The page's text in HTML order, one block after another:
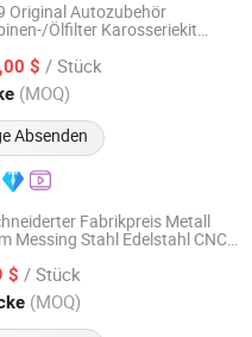
Original Autozubehör
Ölfilter Karosseriekit
Goldgeschmiedete Felgen
Tür
$ / Stück
(MOQ)
Absenden
Ltd
2023
Fabrikpreis Metall
Messing Stahl Edelstahl CNC-
Motorrad
$ / Stück
(MOQ)
Ltd.
2017